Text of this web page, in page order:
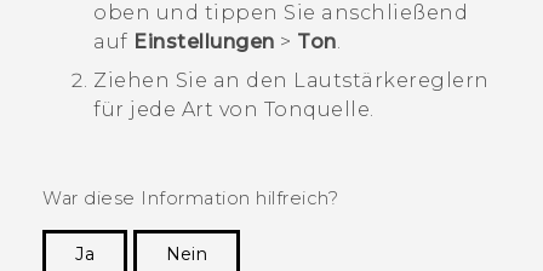
HTC-Geräte und Zubehör
oben und tippen Sie anschließend
auf Einstellungen > Ton.
Ziehen Sie an den Lautstärkereglern
für jede Art von Tonquelle.
War diese Information hilfreich?
Ja
Nein